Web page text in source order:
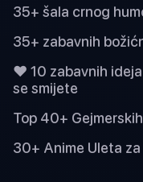
35+ šala crnog
35+ zabavnih
❤️ 10 zabavnih
se smijete
Top 40+
30+ Anime Uleta